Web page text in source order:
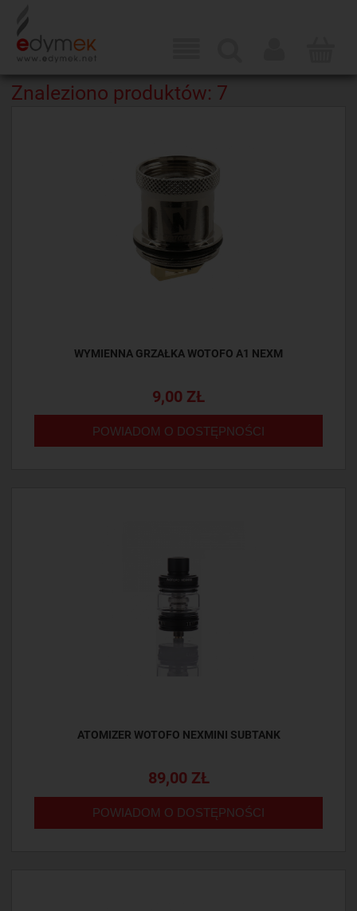
Znaleziono produktów: 7
WYMIENNA GRZAŁKA WOTOFO A1 NEXM
9,00 ZŁ
POWIADOM O DOSTĘPNOŚCI
ATOMIZER WOTOFO NEXMINI SUBTANK
89,00 ZŁ
POWIADOM O DOSTĘPNOŚCI